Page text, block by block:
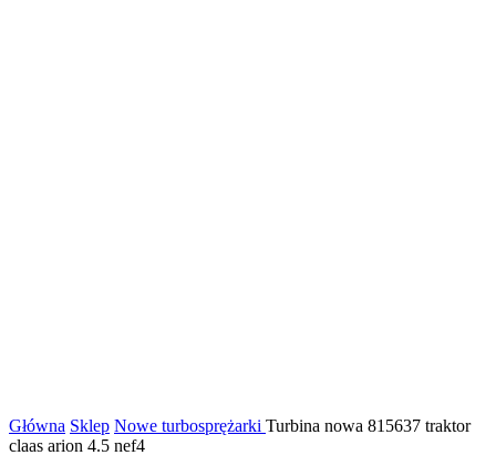
Główna Sklep Nowe turbosprężarki Turbina nowa 815637 traktor
claas arion 4.5 nef4